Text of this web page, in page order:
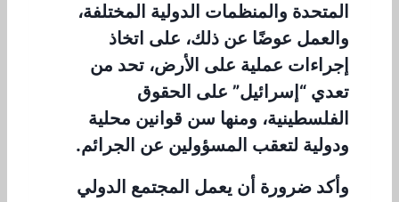
المتحدة والمنظمات الدولية المختلفة،
والعمل عوضًا عن ذلك، على اتخاذ
إجراءات عملية على الأرض، تحد من
تعدي “إسرائيل” على الحقوق
الفلسطينية، ومنها سن قوانين محلية
ودولية لتعقب المسؤولين عن الجرائم.
وأكد ضرورة أن يعمل المجتمع الدولي